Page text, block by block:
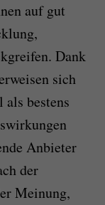
auf gut
Dank
sich
bestens
Anbieter
der
Meinung,